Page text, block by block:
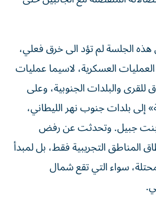
الجلسة لم تؤد الى خرق فعلي،
العسكرية، لاسيما عمليات
والبلدات الجنوبية، وعلى
إلى بلدات جنوب نهر الليطاني،
وبنت جبيل. وتحدثت عن رفض
المناطق التجريبية فقط، بل لمبدأ
سواء التي تقع شمال